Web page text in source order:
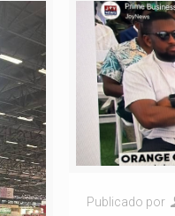
Publicado por